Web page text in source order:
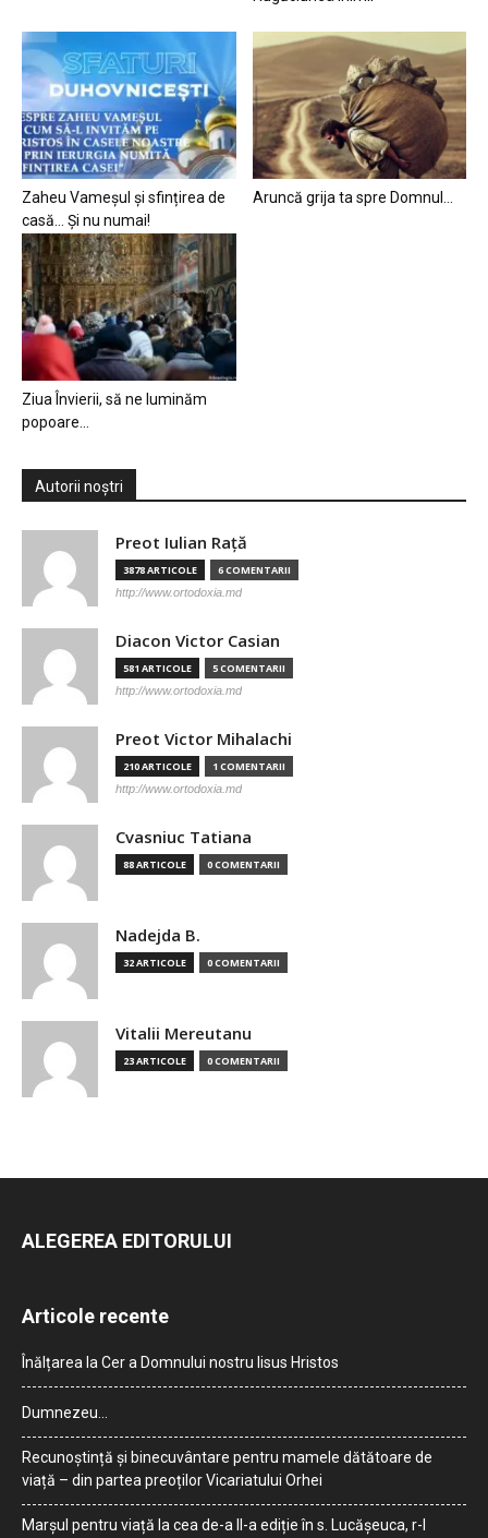
Zaheu Vameșul și sfințirea de
casă… Și nu numai!
Aruncă grija ta spre Domnul…
Ziua Învierii, să ne luminăm
popoare…
Autorii noștri
Preot Iulian Raţă
3878 ARTICOLE 6 COMENTARII
http://www.ortodoxia.md
Diacon Victor Casian
581 ARTICOLE 5 COMENTARII
http://www.ortodoxia.md
Preot Victor Mihalachi
210 ARTICOLE 1 COMENTARII
http://www.ortodoxia.md
Cvasniuc Tatiana
88 ARTICOLE 0 COMENTARII
Nadejda B.
32 ARTICOLE 0 COMENTARII
Vitalii Mereutanu
23 ARTICOLE 0 COMENTARII
ALEGEREA EDITORULUI
Articole recente
Înălțarea la Cer a Domnului nostru Iisus Hristos
Dumnezeu…
Recunoștință și binecuvântare pentru mamele dătătoare de
viață – din partea preoților Vicariatului Orhei
Marșul pentru viață la cea de-a II-a ediție în s. Lucășeuca, r-l